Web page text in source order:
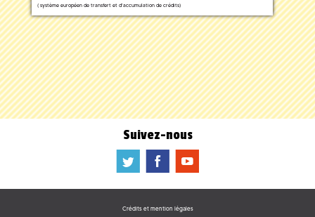
( système européen de transfert et d'accumulation de crédits)
Suivez-nous
a b f
Crédits et mention légales